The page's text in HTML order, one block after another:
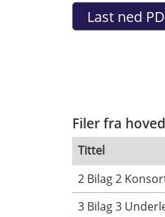
Filer fra
Tittel
2 Bilag 2
3 Bilag 3